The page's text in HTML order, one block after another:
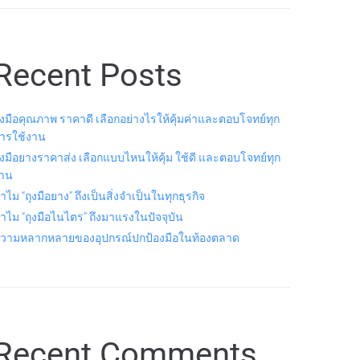
Posts
มือคุณภาพ ราคาดี เลือกอย่างไรให้คุ้มค่าและตอบโจทย์ทุก
รใช้งาน
มือยางราคาส่ง เลือกแบบไหนให้คุ้ม ใช้ดี และตอบโจทย์ทุก
น
ไม “ถุงมือยาง” ถึงเป็นสิ่งจำเป็นในทุกธุรกิจ
ไม “ถุงมือไนไตร” ถึงมาแรงในปัจจุบัน
ามหลากหลายของอุปกรณ์ปกป้องมือในท้องตลาด